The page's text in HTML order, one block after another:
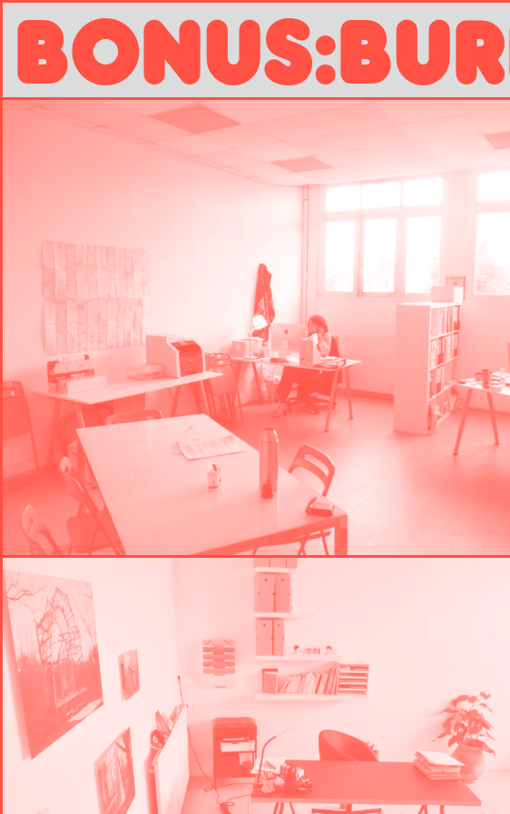
BONUS: